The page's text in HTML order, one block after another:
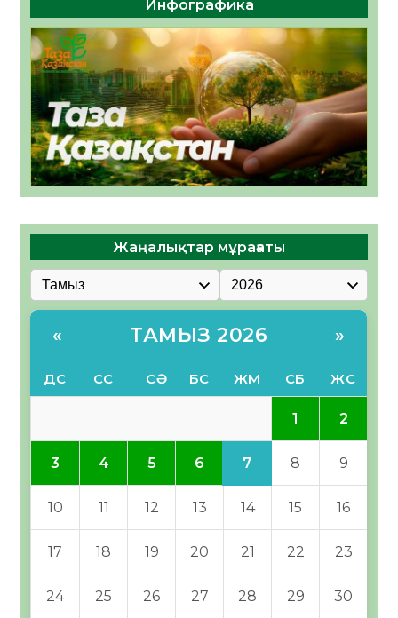
Инфографика
Жаңалықтар мұрағаты
« ТАМЫЗ 2026 »
ДС СС СӘ БС ЖМ СБ ЖС
1 2
3 4 5 6 7 8 9
10 11 12 13 14 15 16
17 18 19 20 21 22 23
24 25 26 27 28 29 30